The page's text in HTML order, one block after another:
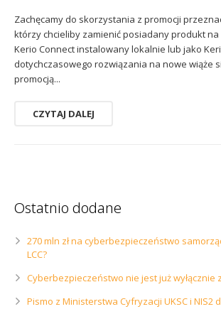
Zachęcamy do skorzystania z promocji
którzy chcieliby zamienić posiadany produkt
Kerio Connect instalowany lokalnie lub jako
dotychczasowego rozwiązania na nowe wiąże
promocją...
CZYTAJ DALEJ
Ostatnio dodane
270 mln zł na cyberbezpieczeństwo
LCC?
Cyberbezpieczeństwo nie jest już wyłącznie
Pismo z Ministerstwa Cyfryzacji UKSC i NIS2